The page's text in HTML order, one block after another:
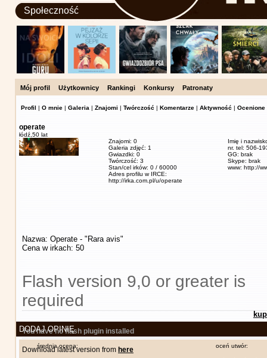
Społeczność
Mój profil Użytkownicy Rankingi Konkursy Patronaty
Profil | O mnie | Galeria | Znajomi | Twórczość | Komentarze | Aktywność | Ocenione
operate
łódź, 50 lat
Znajomi: 0
Galeria zdjęć: 1
Gwiazdki: 0
Twórczość: 3
Stan/cel irków: 0 / 60000
Adres profilu w IRCE:
http://irka.com.pl/u/operate
Imię i
nr. tel: 506-
GG: brak
Skype: brak
www: http://
Nazwa: Operate - "Rara avis"
Cena w irkach: 50
Flash version 9,0 or greater is
required
You have no flash plugin installed
Download latest version from here
DODAJ OPINIĘ
średnia ocena: oceń utwór: